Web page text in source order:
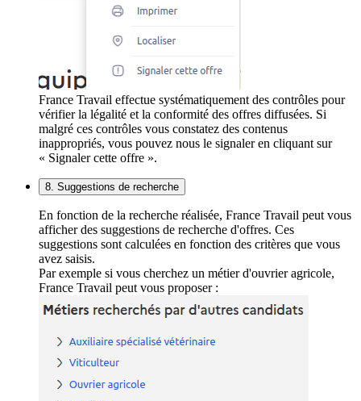
France Travail effectue systématiquement des contrôles pour
vérifier la légalité et la conformité des offres diffusées. Si
malgré ces contrôles vous constatez des contenus
inappropriés, vous pouvez nous le signaler en cliquant sur
« Signaler cette offre ».
8. Suggestions de recherche
En fonction de la recherche réalisée, France Travail peut vous
afficher des suggestions de recherche d'offres. Ces
suggestions sont calculées en fonction des critères que vous
avez saisis.
Par exemple si vous cherchez un métier d'ouvrier agricole,
France Travail peut vous proposer :